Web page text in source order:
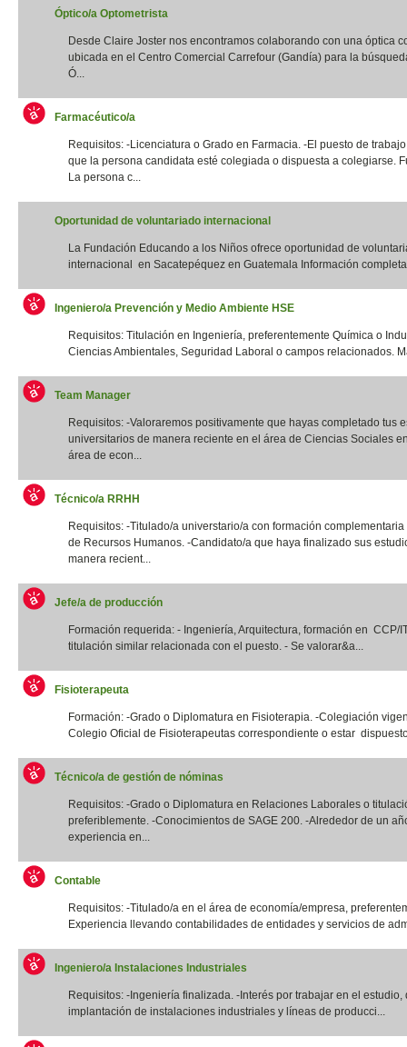
Óptico/a Optometrista
Desde Claire Joster nos encontramos colaborando con una óptica
ubicada en el Centro Comercial Carrefour (Gandía) para la
Ó...
Farmacéutico/a
Requisitos: -Licenciatura o Grado en Farmacia. -El puesto de
que la persona candidata esté colegiada o dispuesta a colegiarse.
La persona c...
Oportunidad de voluntariado internacional
La Fundación Educando a los Niños ofrece oportunidad de
internacional en Sacatepéquez en Guatemala Información
Ingeniero/a Prevención y Medio Ambiente HSE
Requisitos: Titulación en Ingeniería, preferentemente Química o
Ciencias Ambientales, Seguridad Laboral o campos relacionados.
Team Manager
Requisitos: -Valoraremos positivamente que hayas completado tus
universitarios de manera reciente en el área de Ciencias Sociales
área de econ...
Técnico/a RRHH
Requisitos: -Titulado/a universtario/a con formación
de Recursos Humanos. -Candidato/a que haya finalizado sus
manera recient...
Jefe/a de producción
Formación requerida: - Ingeniería, Arquitectura, formación en CCP/
titulación similar relacionada con el puesto. - Se valorar&a...
Fisioterapeuta
Formación: -Grado o Diplomatura en Fisioterapia. -Colegiación
Colegio Oficial de Fisioterapeutas correspondiente o estar
Técnico/a de gestión de nóminas
Requisitos: -Grado o Diplomatura en Relaciones Laborales o
preferiblemente. -Conocimientos de SAGE 200. -Alrededor de un
experiencia en...
Contable
Requisitos: -Titulado/a en el área de economía/empresa,
Experiencia llevando contabilidades de entidades y servicios de
Ingeniero/a Instalaciones Industriales
Requisitos: -Ingeniería finalizada. -Interés por trabajar en el estudio,
implantación de instalaciones industriales y líneas de producci...